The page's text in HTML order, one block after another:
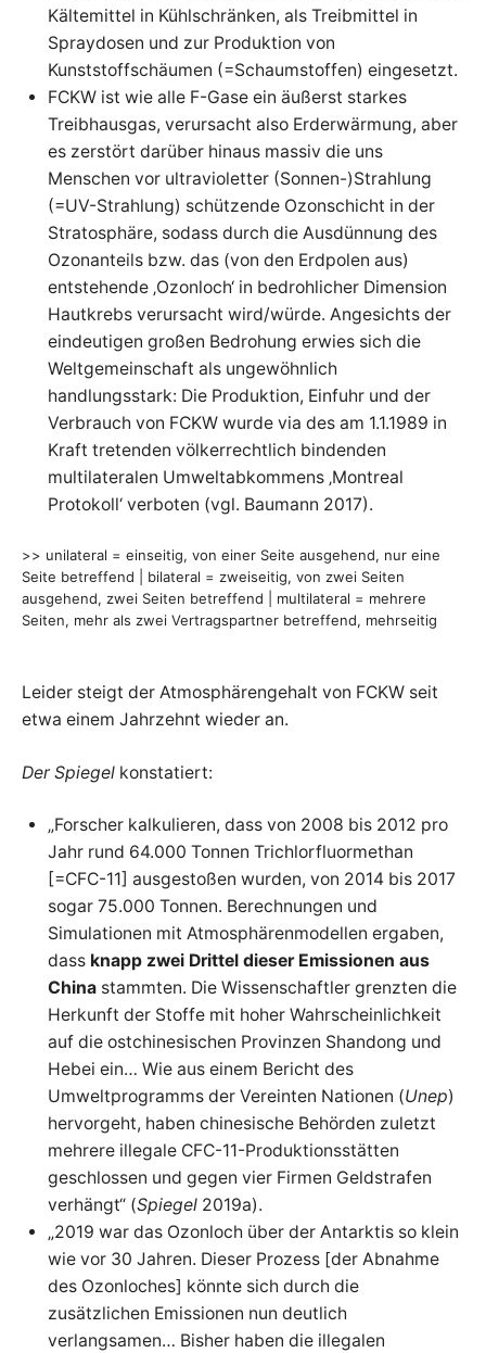
Kältemittel in Kühlschränken, als Treibmittel in
Spraydosen und zur Produktion von
Kunststoffschäumen (=Schaumstoffen) eingesetzt.
FCKW ist wie alle F-Gase ein äußerst starkes
Treibhausgas, verursacht also Erderwärmung, aber
es zerstört darüber hinaus massiv die uns
Menschen vor ultravioletter (Sonnen-)Strahlung
(=UV-Strahlung) schützende Ozonschicht in der
Stratosphäre, sodass durch die Ausdünnung des
Ozonanteils bzw. das (von den Erdpolen aus)
entstehende ‚Ozonloch‘ in bedrohlicher Dimension
Hautkrebs verursacht wird/würde. Angesichts der
eindeutigen großen Bedrohung erwies sich die
Weltgemeinschaft als ungewöhnlich
handlungsstark: Die Produktion, Einfuhr und der
Verbrauch von FCKW wurde via des am 1.1.1989 in
Kraft tretenden völkerrechtlich bindenden
multilateralen Umweltabkommens ‚Montreal
Protokoll‘ verboten (vgl. Baumann 2017).
>> unilateral = einseitig, von einer Seite ausgehend, nur eine
Seite betreffend | bilateral = zweiseitig, von zwei Seiten
ausgehend, zwei Seiten betreffend | multilateral = mehrere
Seiten, mehr als zwei Vertragspartner betreffend, mehrseitig
Leider steigt der Atmosphärengehalt von FCKW seit
etwa einem Jahrzehnt wieder an.
Der Spiegel konstatiert:
„Forscher kalkulieren, dass von 2008 bis 2012 pro
Jahr rund 64.000 Tonnen Trichlorfluormethan
[=CFC-11] ausgestoßen wurden, von 2014 bis 2017
sogar 75.000 Tonnen. Berechnungen und
Simulationen mit Atmosphärenmodellen ergaben,
dass knapp zwei Drittel dieser Emissionen aus
China stammten. Die Wissenschaftler grenzten die
Herkunft der Stoffe mit hoher Wahrscheinlichkeit
auf die ostchinesischen Provinzen Shandong und
Hebei ein… Wie aus einem Bericht des
Umweltprogramms der Vereinten Nationen (Unep)
hervorgeht, haben chinesische Behörden zuletzt
mehrere illegale CFC-11-Produktionsstätten
geschlossen und gegen vier Firmen Geldstrafen
verhängt“ (Spiegel2019a).
„2019 war das Ozonloch über der Antarktis so klein
wie vor 30 Jahren. Dieser Prozess [der Abnahme
des Ozonloches] könnte sich durch die
zusätzlichen Emissionen nun deutlich
verlangsamen… Bisher haben die illegalen